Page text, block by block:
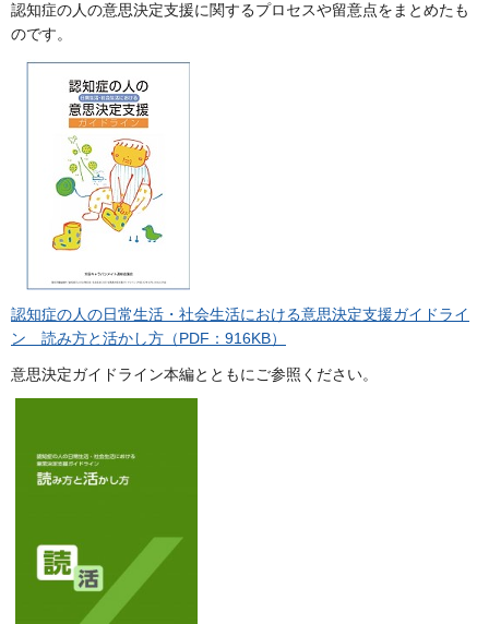
認知症の人の意思決定支援に関するプロセスや留意点をまとめたも
のです。
認知症の人の日常生活・社会生活における意思決定支援ガイドライ
ン 読み方と活かし方（PDF：916KB）
意思決定ガイドライン本編とともにご参照ください。